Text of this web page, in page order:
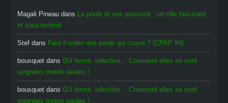
Magali Pineau dans La poule et ses poussins : un rôle fascinant
et sous-estimé
Stef dans Faut-il isoler une poule qui couve ? (CPAP #4)
bousquet dans Œil fermé, infection… Comment elles se sont
soignées toutes seules !
bousquet dans Œil fermé, infection… Comment elles se sont
soignées toutes seules !